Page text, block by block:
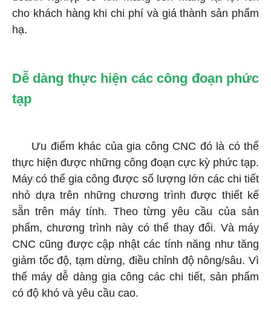
cho khách hàng khi chi phí và giá thành sản phẩm
hạ.
Dễ dàng thực hiện các công đoạn phức
tạp
Ưu điểm khác của gia công CNC đó là có thể
thực hiện được những công đoạn cực kỳ phức tạp.
Máy có thể gia công được số lượng lớn các chi tiết
nhỏ dựa trên những chương trình được thiết kế
sẵn trên máy tính. Theo từng yêu cầu của sản
phẩm, chương trình này có thể thay đổi. Và máy
CNC cũng được cập nhật các tính năng như tăng
giảm tốc độ, tạm dừng, điều chỉnh độ nông/sâu. Vì
thế máy dễ dàng gia công các chi tiết, sản phẩm
có độ khó và yêu cầu cao.